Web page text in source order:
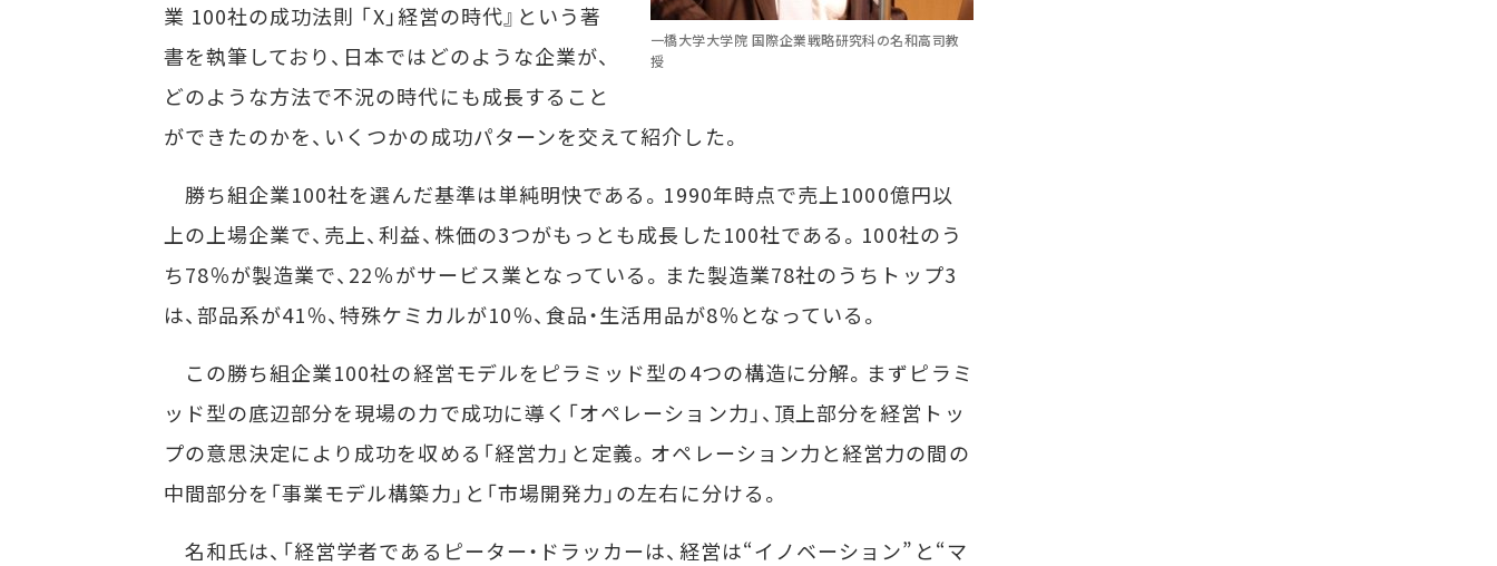
一橋大学大学院 国際企業戦略研究科の名和高司教
授
業 100社の成功法則 「X」経営の時代』という著
書を執筆しており、日本ではどのような企業が、
どのような方法で不況の時代にも成長すること
ができたのかを、いくつかの成功パターンを交えて紹介した。
勝ち組企業100社を選んだ基準は単純明快である。1990年時点で売上1000億円以
上の上場企業で、売上、利益、株価の3つがもっとも成長した100社である。100社のう
ち78％が製造業で、22％がサービス業となっている。また製造業78社のうちトップ3
は、部品系が41％、特殊ケミカルが10％、食品・生活用品が8％となっている。
この勝ち組企業100社の経営モデルをピラミッド型の4つの構造に分解。まずピラミ
ッド型の底辺部分を現場の力で成功に導く「オペレーション力」、頂上部分を経営トッ
プの意思決定により成功を収める「経営力」と定義。オペレーション力と経営力の間の
中間部分を「事業モデル構築力」と「市場開発力」の左右に分ける。
名和氏は、「経営学者であるピーター・ドラッカーは、経営は“イノベーション”と“マ